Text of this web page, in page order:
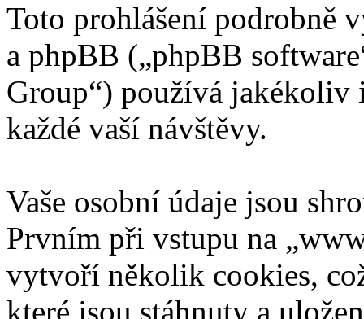
Toto prohlášení podrobně
a phpBB („phpBB
Group“) používá jakékoliv
každé vaší návštěvy.
Vaše osobní údaje jsou
Prvním při vstupu na
vytvoří několik cookies,
které jsou stáhnuty a